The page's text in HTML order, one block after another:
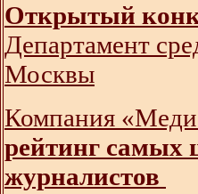
Открытый
Департамент
Москвы
Компания
рейтинг самых
журналистов